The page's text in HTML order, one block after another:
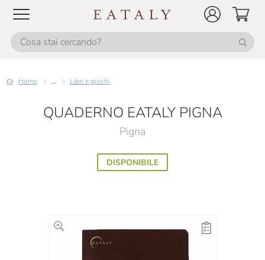
Home ... Libri e giochi
QUADERNO EATALY PIGNA
Pigna
DISPONIBILE